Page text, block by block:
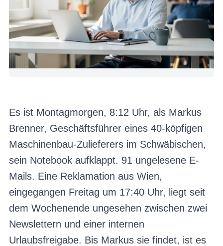
Es ist Montagmorgen, 8:12 Uhr, als Markus
Brenner, Geschäftsführer eines 40-köpfigen
Maschinenbau-Zulieferers im Schwäbischen,
sein Notebook aufklappt. 91 ungelesene E-
Mails. Eine Reklamation aus Wien,
eingegangen Freitag um 17:40 Uhr, liegt seit
dem Wochenende ungesehen zwischen zwei
Newslettern und einer internen
Urlaubsfreigabe. Bis Markus sie findet, ist es